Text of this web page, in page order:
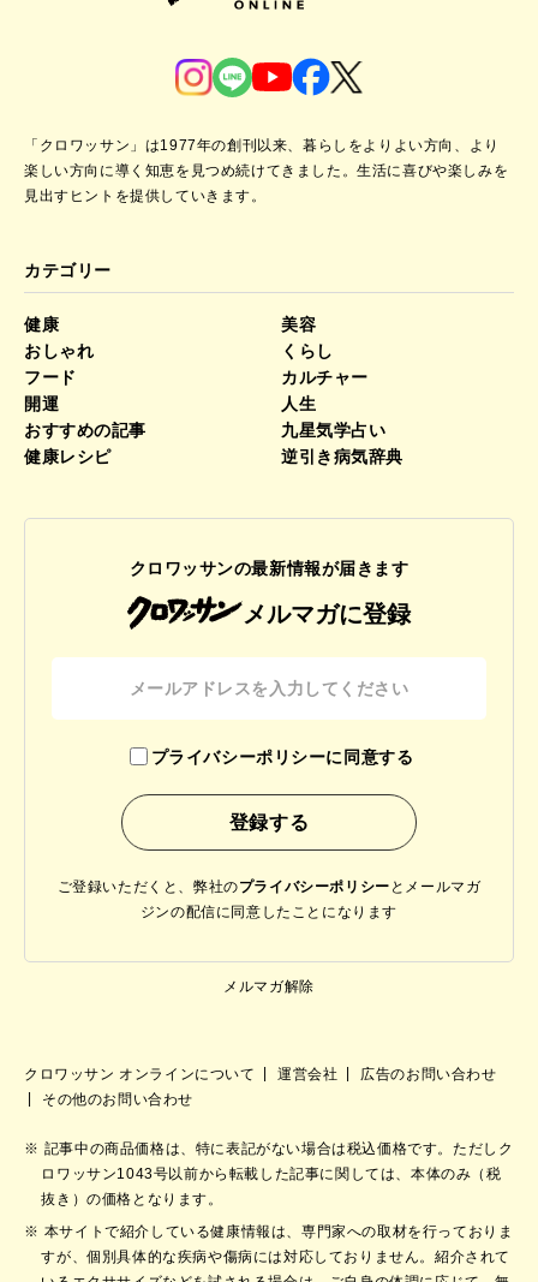
「クロワッサン」は1977年の創刊以来、暮らしをよりよい方向、より
楽しい方向に導く知恵を見つめ続けてきました。生活に喜びや楽しみを
見出すヒントを提供していきます。
カテゴリー
健康
美容
おしゃれ
くらし
フード
カルチャー
開運
人生
おすすめの記事
九星気学占い
健康レシピ
逆引き病気辞典
クロワッサンの最新情報が届きます
メルマガに登録
プライバシーポリシーに同意する
ご登録いただくと、弊社のプライバシーポリシー と メールマガ
ジンの配信に同意したことになります
メルマガ解除
クロワッサン オンラインについて 運営会社
広告のお問い合わせ
その他のお問い合わせ
記事中の商品価格は、特に表記がない場合は税込価格です。ただしク
ロワッサン1043号以前から転載した記事に関しては、本体のみ（税
抜き）の価格となります。
本サイトで紹介している健康情報は、専門家への取材を行っておりま
すが、個別具体的な疾病や傷病には対応しておりません。紹介されて